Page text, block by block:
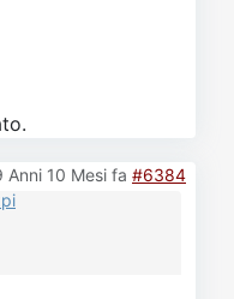
Anni 10 Mesi fa #6384